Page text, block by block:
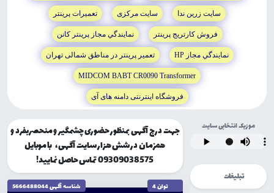
سايت زرين ندا سايت مرکزى تعميرات پرينتر
فروش کارتريج پرينتر نمايندگي مجاز پرينتر کانن
نمايندگي مجاز HP تعمير پرينتر در مناطق شمالى تهران
MIDCOM BABT CR0090 Transformer
فروشگاه اينترنتى دامنه هاى آى
موزیک انتخابی سایت
تبلیغات
جهت درج آگهی بمنظور حضوری چشمگیر و منحصربفرد و
همزمان در شش هزار سایت آگهی، با موبایل
09309038575 تماس حاصل نمایید!
توان 4 شناسه آگهى 5666488044